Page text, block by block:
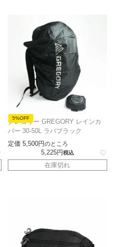
5%OFF
グレゴリー GREGORY レインカ
バー 30-50L ラバブラック
定価 5,500 のところ
5,225 税込
在庫切れ